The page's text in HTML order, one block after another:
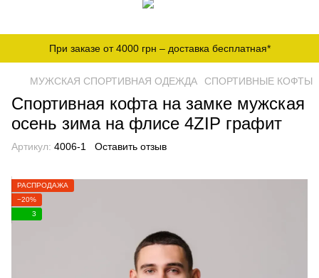
При заказе от 4000 грн – доставка бесплатная*
МУЖСКАЯ СПОРТИВНАЯ ОДЕЖДА СПОРТИВНЫЕ КОФТЫ
Спортивная кофта на замке мужская
осень зима на флисе 4ZIP графит
Артикул: 4006-1 Оставить отзыв
РАСПРОДАЖА
−20%
3